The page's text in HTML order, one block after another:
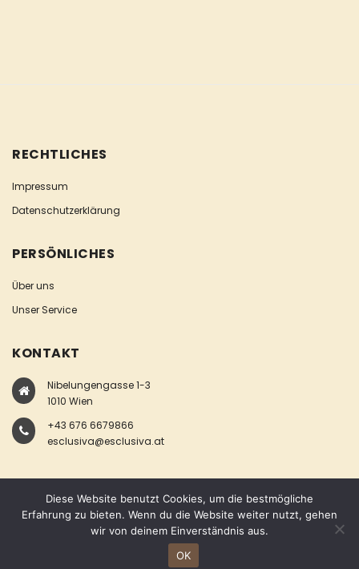
RECHTLICHES
Impressum
Datenschutzerklärung
PERSÖNLICHES
Über uns
Unser Service
KONTAKT
Nibelungengasse 1-3
1010 Wien
+43 676 6679866
esclusiva@esclusiva.at
COPYRIGHT © ESCLUSIVA
Diese Website benutzt Cookies, um die bestmögliche
Erfahrung zu bieten. Wenn du die Website weiter nutzt, gehen
wir von deinem Einverständnis aus.
OK